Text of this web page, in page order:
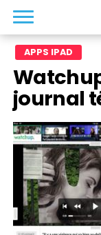
APPS IPAD
journal